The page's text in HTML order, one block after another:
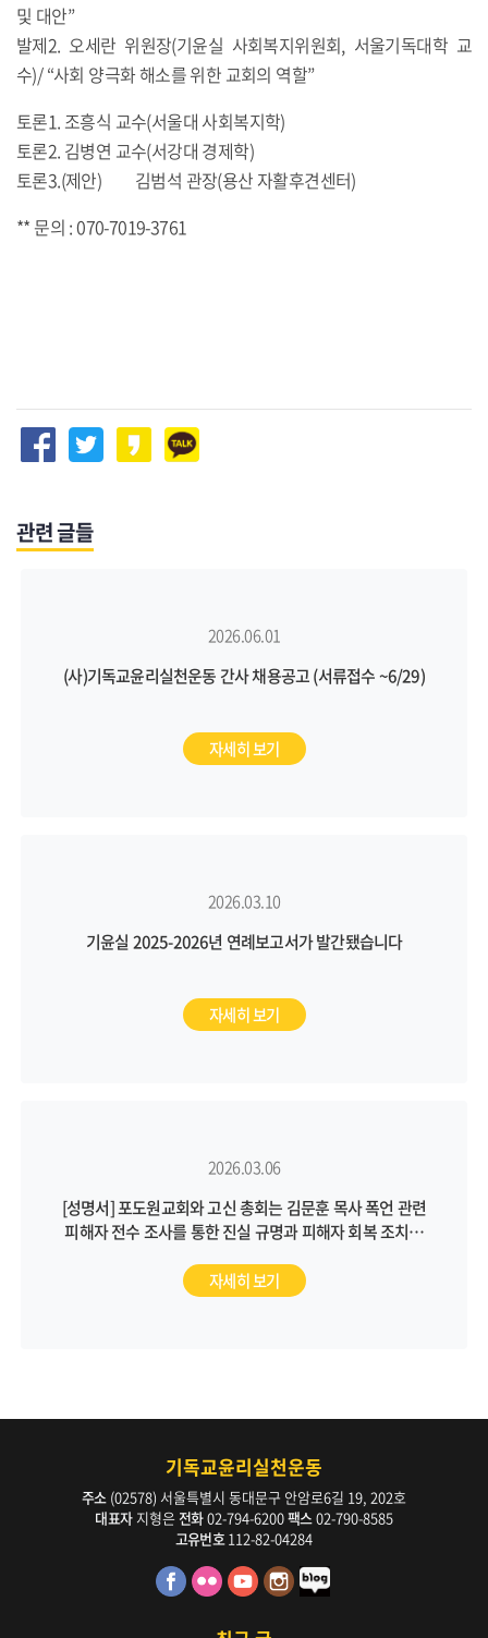
및 대안”
발제2. 오세란 위원장(기윤실 사회복지위원회, 서울기독대학 교
수)/ “사회 양극화 해소를 위한 교회의 역할”
토론1. 조흥식 교수(서울대 사회복지학)
토론2. 김병연 교수(서강대 경제학)
토론3.(제안) 김범석 관장(용산 자활후견센터)
** 문의 : 070-7019-3761
관련 글들
2026.06.01
(사)기독교윤리실천운동 간사 채용공고 (서류접수 ~6/29)
자세히 보기
2026.03.10
기윤실 2025-2026년 연례보고서가 발간됐습니다
자세히 보기
2026.03.06
[성명서] 포도원교회와 고신 총회는 김문훈 목사 폭언 관련
피해자 전수 조사를 통한 진실 규명과 피해자 회복 조치를
자세히 보기
기독교윤리실천운동
주소 (02578) 서울특별시 동대문구 안암로6길 19, 202호
대표자지형은 전화02-794-6200팩스 02-790-8585
고유번호 112-82-04284